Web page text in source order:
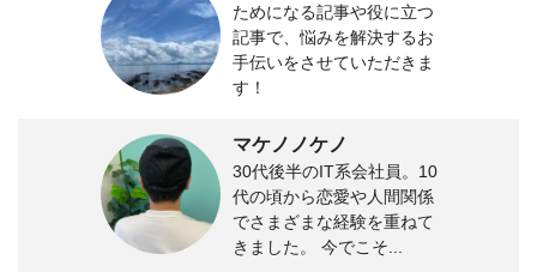
ためになる記事や役に立つ
記事で、悩みを解決するお
手伝いをさせていただきま
す！
マケノノケノ
30代後半のIT系会社員。10
代の頃から恋愛や人間関係
でさまざまな経験を重ねて
きました。 今でこそ...